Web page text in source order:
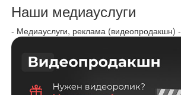
Наши медиауслуги
- Медиауслуги, реклама (видеопродакшн) -